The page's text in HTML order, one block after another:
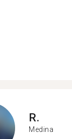
R.
Medina